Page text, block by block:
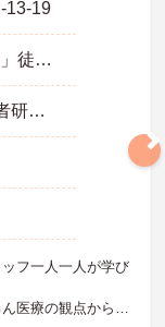
13-19
阪急今津線「仁川駅」徒歩5分
■初任者研修、実務者研修のいずれかをお持ちの方
フ一人一人が学び
医療の観点からも